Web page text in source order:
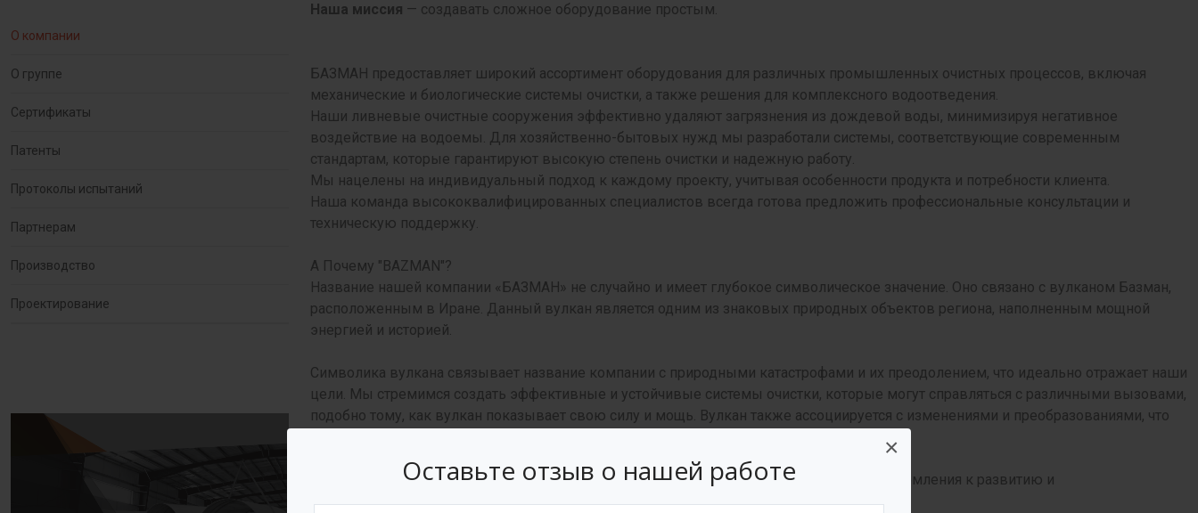
Оставьте отзыв о нашей работе
×
О компании
О группе
Сертификаты
Патенты
Протоколы испытаний
Партнерам
Производство
Проектирование
Наша миссия — создавать сложное оборудование простым.
БАЗМАН предоставляет широкий ассортимент оборудования для различных промышленных очистных процессов, включая
механические и биологические системы очистки, а также решения для комплексного водоотведения.
Наши ливневые очистные сооружения эффективно удаляют загрязнения из дождевой воды, минимизируя негативное
воздействие на водоемы. Для хозяйственно-бытовых нужд мы разработали системы, соответствующие современным
стандартам, которые гарантируют высокую степень очистки и надежную работу.
Мы нацелены на индивидуальный подход к каждому проекту, учитывая особенности продукта и потребности клиента.
Наша команда высококвалифицированных специалистов всегда готова предложить профессиональные консультации и
техническую поддержку.
А Почему "BAZMAN"?
Название нашей компании «БАЗМАН» не случайно и имеет глубокое символическое значение. Оно связано с вулканом Базман,
расположенным в Иране. Данный вулкан является одним из знаковых природных объектов региона, наполненным мощной
энергией и историей.
Символика вулкана связывает название компании с природными катастрофами и их преодолением, что идеально отражает наши
цели. Мы стремимся создать эффективные и устойчивые системы очистки, которые могут справляться с различными вызовами,
подобно тому, как вулкан показывает свою силу и мощь. Вулкан также ассоциируется с изменениями и преобразованиями, что
Таким образом, «БАЗМАН» — это не просто название, а отражение нашей идеологии, стремления к развитию и
совершенствованию в области емкостного оборудования и очистных технологий.